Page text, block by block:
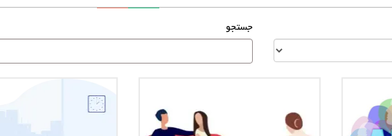
جستجو